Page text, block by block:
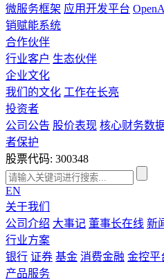
微服务框架 应用开发平台
销赋能系统
合作伙伴
行业客户 生态伙伴
企业文化
我们的文化 工作在长亮
投资者
公司公告 股价表现 核心财务数
者保护
股票代码: 300348
EN
关于我们
公司介绍 大事记 董事长在线 新
行业方案
银行 证券 基金 消费金融 金控平
产品服务